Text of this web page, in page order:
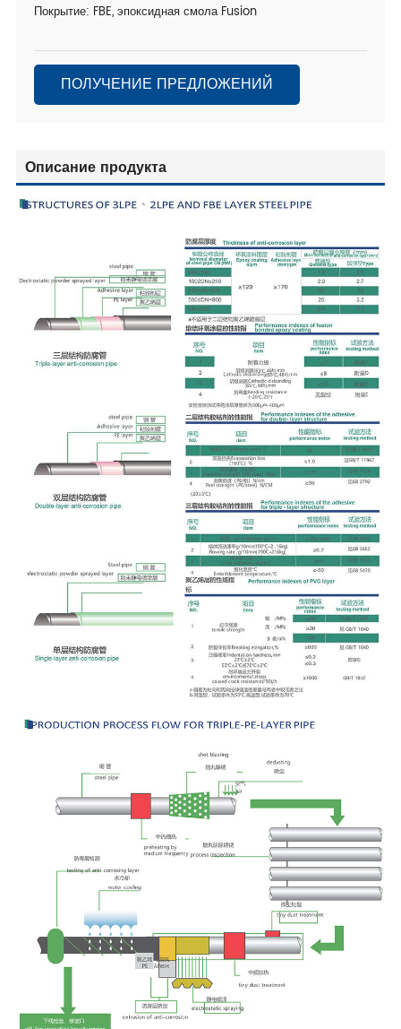
Покрытие: FBE, эпоксидная смола Fusion
ПОЛУЧЕНИЕ ПРЕДЛОЖЕНИЙ
Описание продукта